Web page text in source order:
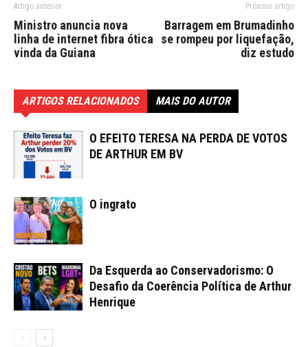
Artigo anterior
Ministro anuncia nova
linha de internet fibra ótica
vinda da Guiana
Próximo artigo
Barragem em Brumadinho
se rompeu por liquefação,
diz estudo
ARTIGOS RELACIONADOS MAIS DO AUTOR
O EFEITO TERESA NA PERDA DE VOTOS
DE ARTHUR EM BV
O ingrato
Da Esquerda ao Conservadorismo: O
Desafio da Coerência Política de Arthur
Henrique